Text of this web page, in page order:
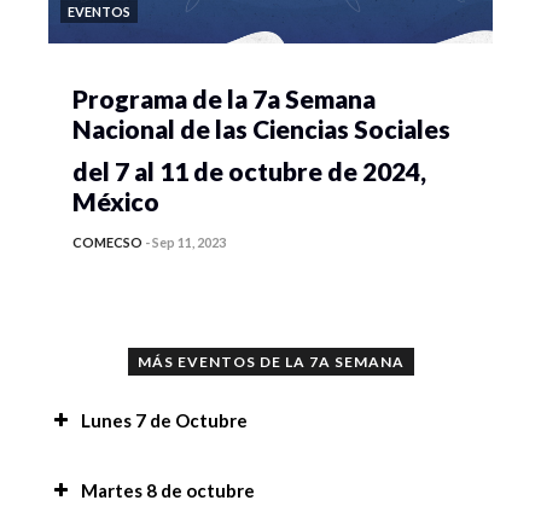
EVENTOS
Programa de la 7a Semana
Nacional de las Ciencias Sociales
del 7 al 11 de octubre de 2024,
México
COMECSO -Sep 11, 2023
MÁS EVENTOS DE LA 7A SEMANA
Lunes 7 de Octubre
Martes 8 de octubre